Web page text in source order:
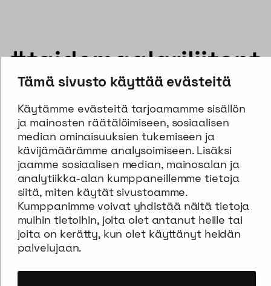
Tämä sivusto käyttää evästeitä
Käytämme evästeitä tarjoamamme sisällön
ja mainosten räätälöimiseen, sosiaalisen
median ominaisuuksien tukemiseen ja
kävijämäärämme analysoimiseen. Lisäksi
jaamme sosiaalisen median, mainosalan ja
analytiikka-alan kumppaneillemme tietoja
siitä, miten käytät sivustoamme.
Kumppanimme voivat yhdistää näitä tietoja
muihin tietoihin, joita olet antanut heille tai
joita on kerätty, kun olet käyttänyt heidän
palvelujaan.
#taidemaalariliitont
eosvälitys
instagram
TAIDEMAALARILIITON TEOSVÄLITYS
Erottajankatu 9 B, 00130 Helsinki